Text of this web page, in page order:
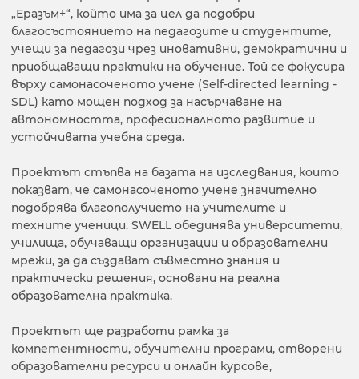
„Еразъм+“, който има за цел да подобри
благосъстоянието на педагозите и студентите,
учещи за педагози чрез иновативни, демократични и
приобщаващи практики на обучение. Той се фокусира
върху самонасоченото учене (Self-directed learning -
SDL) като мощен подход за насърчаване на
автономността, професионалното развитие и
устойчивата учебна среда.
Проектът стъпва на базата на изследвания, които
показват, че самонасоченото учене значително
подобрява благополучието на учителите и
техните ученици. SWELL обединява университети,
училища, обучаващи организации и образователни
мрежи, за да създават съвместно знания и
практически решения, основани на реална
образователна практика.
Проектът ще разработи рамка за
компетентности, обучителни програми, отворени
образователни ресурси и онлайн курсове,